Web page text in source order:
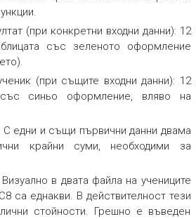
(при конкретни входни данни): 12
със зеленото оформление
(при същите входни данни): 12
синьо оформление, вляво на
С едни и същи първични данни двама
крайни суми, необходими за
Визуално в двата файла на учениците
са еднакви. В действителност тези
стойности. Грешно е въведен